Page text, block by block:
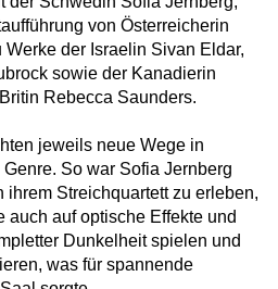
von Österreicherin
der Israelin Sivan Eldar,
sowie der Kanadierin
Rebecca Saunders.
jeweils neue Wege in
So war Sofia Jernberg
Streichquartett zu erleben,
auch auf optische Effekte und
Dunkelheit spielen und
was für spannende